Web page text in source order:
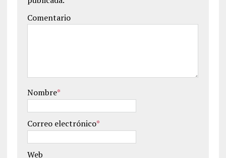
Comentario
Nombre*
Correo electrónico*
Web